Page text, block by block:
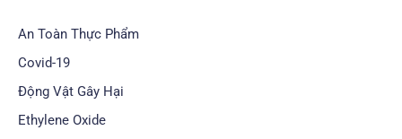
An Toàn Thực Phẩm
Covid-19
Động Vật Gây Hại
Ethylene Oxide